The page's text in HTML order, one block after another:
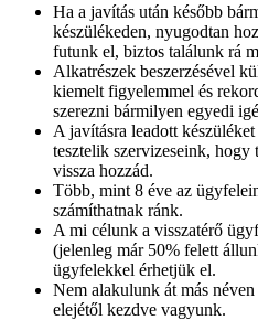
Ha a javítás után később
készülékeden, nyugodtan
futunk el, biztos találunk rá
Alkatrészek beszerzésével
kiemelt figyelemmel és
szerezni bármilyen egyedi
A javításra leadott
tesztelik szervizeseink, hogy
vissza hozzád.
Több, mint 8 éve az
számíthatnak ránk.
A mi célunk a visszatérő
(jelenleg már 50% felett
ügyfelekkel érhetjük el.
Nem alakulunk át más
elejétől kezdve vagyunk.